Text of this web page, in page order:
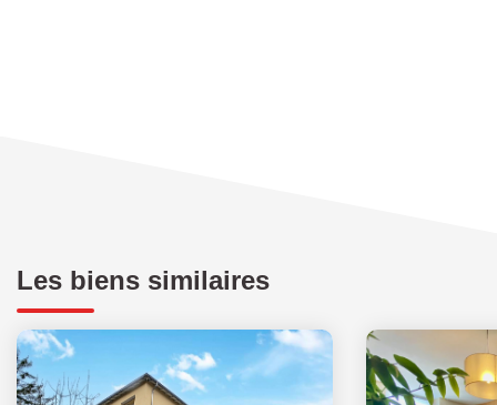
Les biens similaires